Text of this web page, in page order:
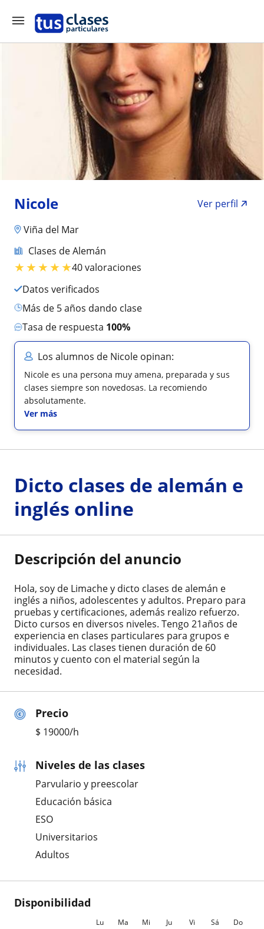
Nicole
Ver perfil
Viña del Mar
Clases de Alemán
★★★★★40 valoraciones
Datos verificados
más de 5 años dando clase
Tasa de respuesta 100%
Los alumnos de Nicole opinan:
Nicole es una persona muy amena, preparada y sus
clases siempre son novedosas. La recomiendo
absolutamente.
Ver más
Precio
$ 19000/h
Niveles de las clases
Parvulario y preescolar
Educación básica
ESO
Universitarios
Adultos
Disponibilidad
Lu Ma Mi Ju Vi Sá Do
Dicto clases de alemán e
inglés online
Descripción del anuncio
Hola, soy de Limache y dicto clases de alemán e
inglés a niños, adolescentes y adultos. Preparo para
pruebas y certificaciones, además realizo refuerzo.
Dicto cursos en diversos niveles. Tengo 21años de
experiencia en clases particulares para grupos e
individuales. Las clases tienen duración de 60
minutos y cuento con el material según la
necesidad.